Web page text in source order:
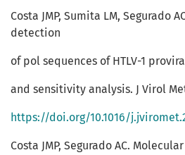
Costa JMP, Sumita LM, Segurado
detection
of pol sequences of HTLV-1
and sensitivity analysis. J Virol
https://doi.org/10.1016/
Costa JMP, Segurado AC.